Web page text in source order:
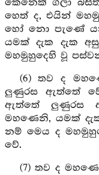
කෙනෙක් ගලා
හෙත් ද, එයින්
හෝ නො පැණේ
යමක් දැක දැක
මහමුහුදෙහි වූ
(6) තව ද
ලුණුරස ඇත්තේ
ඇත්තේ ලුණුරස
මහණෙනි, යමක්
නම් මෙය ද
වේ.
(7) තව ද